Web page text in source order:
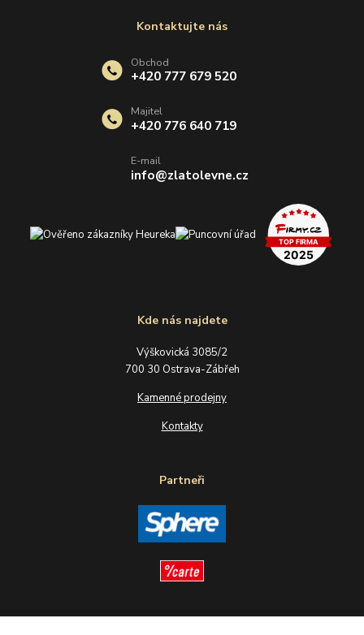
Kde nás najdete
Výškovická 3085/2
700 30 Ostrava-Zábřeh
Kamenné prodejny
Kontakty
Partneři
Kontaktujte nás
Obchod
+420 777 679 520
Majitel
+420 776 640 719
E-mail
info@zlatolevne.cz